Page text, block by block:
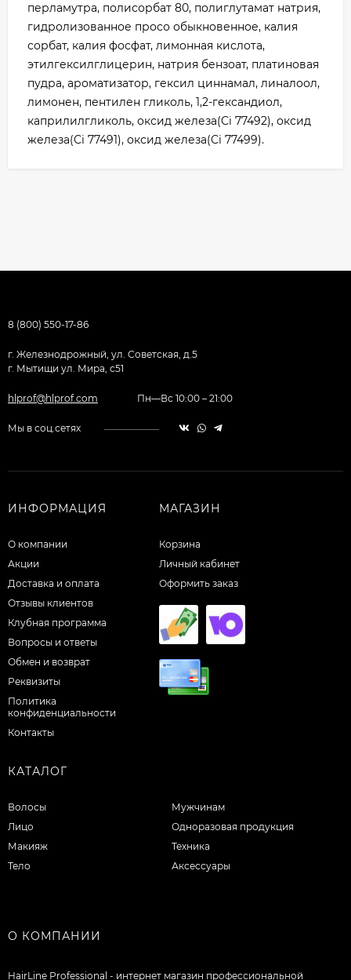
перламутра, полисорбат 80, полиглутамат натрия,
гидролизованное просо обыкновенное, калия
сорбат, калия фосфат, лимонная кислота,
этилгексилглицерин, натрия бензоат, платиновая
пудра, ароматизатор, гексил циннамал, линалоол,
лимонен, пентилен гликоль, 1,2-гександиол,
каприлилгликоль, оксид железа(Ci 77492), оксид
железа(Ci 77491), оксид железа(Ci 77499).
8 (800) 550-17-86
г. Железнодрожный, ул. Советская, д.5
г. Мытищи ул. Мира, с51
hlprof@hlprof.com Пн—Вс 10:00 – 21:00
Мы в соц.сетях
ИНФОРМАЦИЯ
О компании
Акции
Доставка и оплата
Отзывы клиентов
Клубная программа
Вопросы и ответы
Обмен и возврат
Реквизиты
Политика
конфиденциальности
Контакты
МАГАЗИН
Корзина
Личный кабинет
Оформить заказ
КАТАЛОГ
Волосы
Лицо
Макияж
Тело
Мужчинам
Одноразовая продукция
Техника
Аксессуары
О КОМПАНИИ
HairLine Professional - интернет магазин профессиональной